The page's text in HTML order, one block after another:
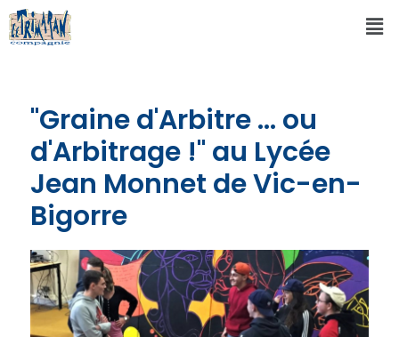
"Graine d'Arbitre … ou
d'Arbitrage !" au Lycée
Jean Monnet de Vic-en-
Bigorre